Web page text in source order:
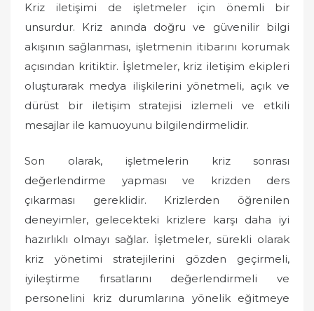
Kriz iletişimi de işletmeler için önemli bir
unsurdur. Kriz anında doğru ve güvenilir bilgi
akışının sağlanması, işletmenin itibarını korumak
açısından kritiktir. İşletmeler, kriz iletişim ekipleri
oluşturarak medya ilişkilerini yönetmeli, açık ve
dürüst bir iletişim stratejisi izlemeli ve etkili
mesajlar ile kamuoyunu bilgilendirmelidir.
Son olarak, işletmelerin kriz sonrası
değerlendirme yapması ve krizden ders
çıkarması gereklidir. Krizlerden öğrenilen
deneyimler, gelecekteki krizlere karşı daha iyi
hazırlıklı olmayı sağlar. İşletmeler, sürekli olarak
kriz yönetimi stratejilerini gözden geçirmeli,
iyileştirme fırsatlarını değerlendirmeli ve
personelini kriz durumlarına yönelik eğitmeye